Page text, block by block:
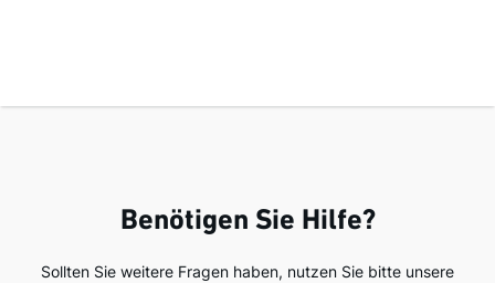
Benötigen Sie Hilfe?
Sollten Sie weitere Fragen haben, nutzen Sie bitte unsere